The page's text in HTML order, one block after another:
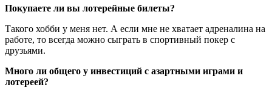
Покупаете ли вы лотерейные билеты?
Такого хобби у меня нет. А если мне не хватает адреналина на
работе, то всегда можно сыграть в спортивный покер с
друзьями.
Много ли общего у инвестиций с азартными играми и
лотереей?